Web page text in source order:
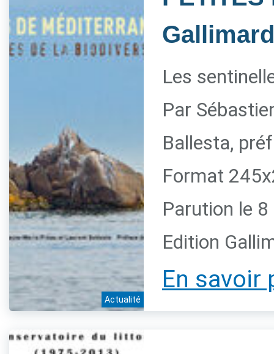
Actualité
Gallimard
Les
Par
Ballesta,
Format
Parution le
Edition
En savoir